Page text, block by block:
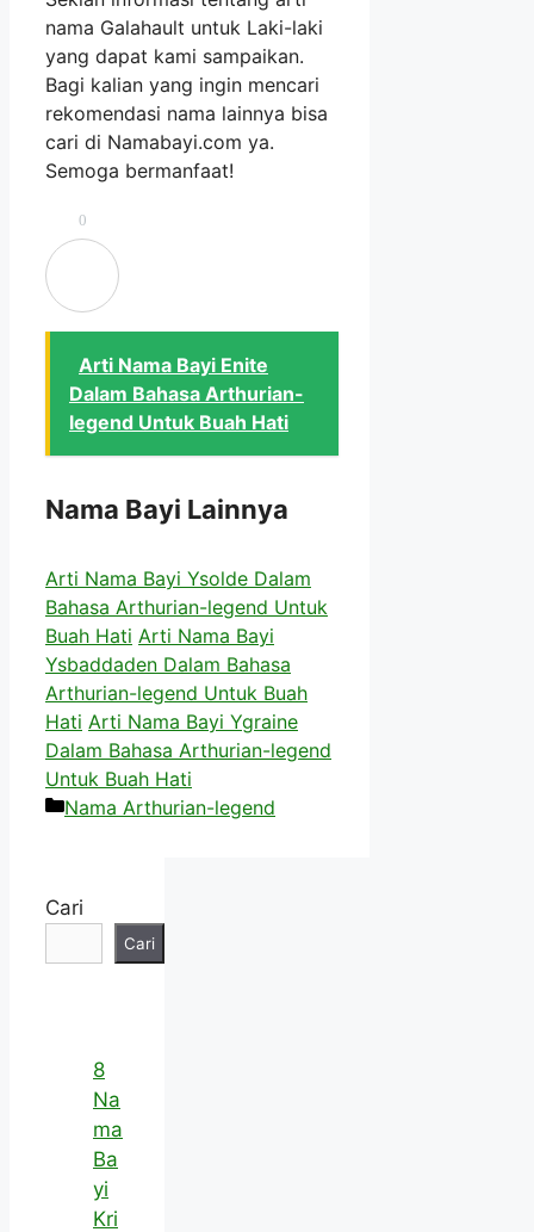
nama Galahault untuk Laki-laki
yang dapat kami sampaikan.
Bagi kalian yang ingin mencari
rekomendasi nama lainnya bisa
cari di Namabayi.com ya.
Semoga bermanfaat!
0
Arti Nama Bayi Enite
Dalam Bahasa Arthurian-
legend Untuk Buah Hati
Nama Bayi Lainnya
Arti Nama Bayi Ysolde Dalam
Bahasa Arthurian-legend Untuk
Buah Hati Arti Nama Bayi
Ysbaddaden Dalam Bahasa
Arthurian-legend Untuk Buah
Hati Arti Nama Bayi Ygraine
Dalam Bahasa Arthurian-legend
Untuk Buah Hati
Kategori
Nama Arthurian-legend
Cari
Cari
8
Na
ma
Ba
yi
Kri